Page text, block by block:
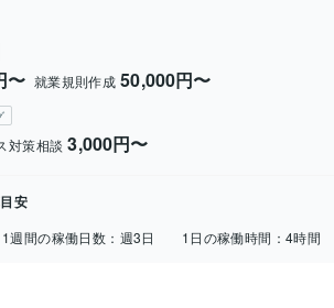
〜 就業規則作成 50,000円〜
対策相談 3,000円〜
安
1週間の稼働日数： 週3日 1日の稼働時間： 4時間